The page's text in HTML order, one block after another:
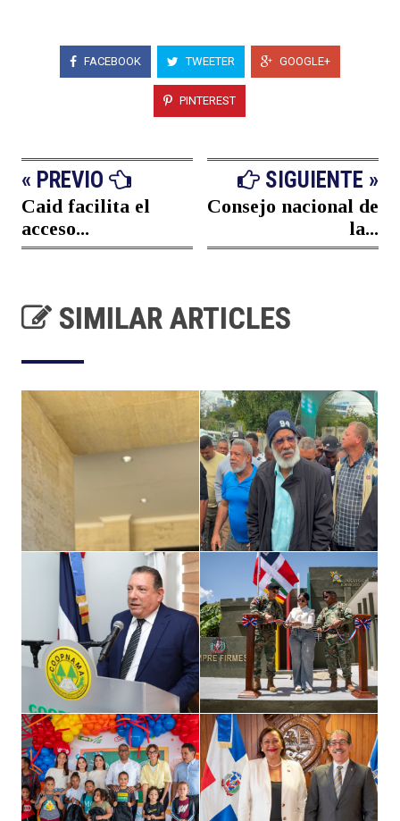
FACEBOOK TWEETER GOOGLE+
PINTEREST
« PREVIO
Caid facilita el
acceso...
SIGUIENTE »
Consejo nacional de
la...
SIMILAR ARTICLES